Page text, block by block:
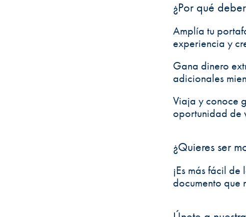
¿Por qué
Amplía tu
experiencia y
Gana dinero
adicionales
Viaja y conoce
oportunidad de
¿Quieres ser
¡Es más fácil
documento que